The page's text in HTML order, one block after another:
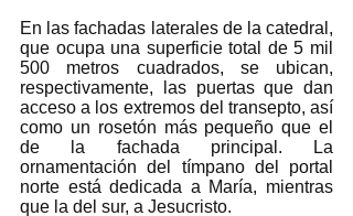
En las fachadas laterales de la catedral,
que ocupa una superficie total de 5 mil
500 metros cuadrados, se ubican,
respectivamente, las puertas que dan
acceso a los extremos del transepto, así
como un rosetón más pequeño que el
de la fachada principal. La
ornamentación del tímpano del portal
norte está dedicada a María, mientras
que la del sur, a Jesucristo.